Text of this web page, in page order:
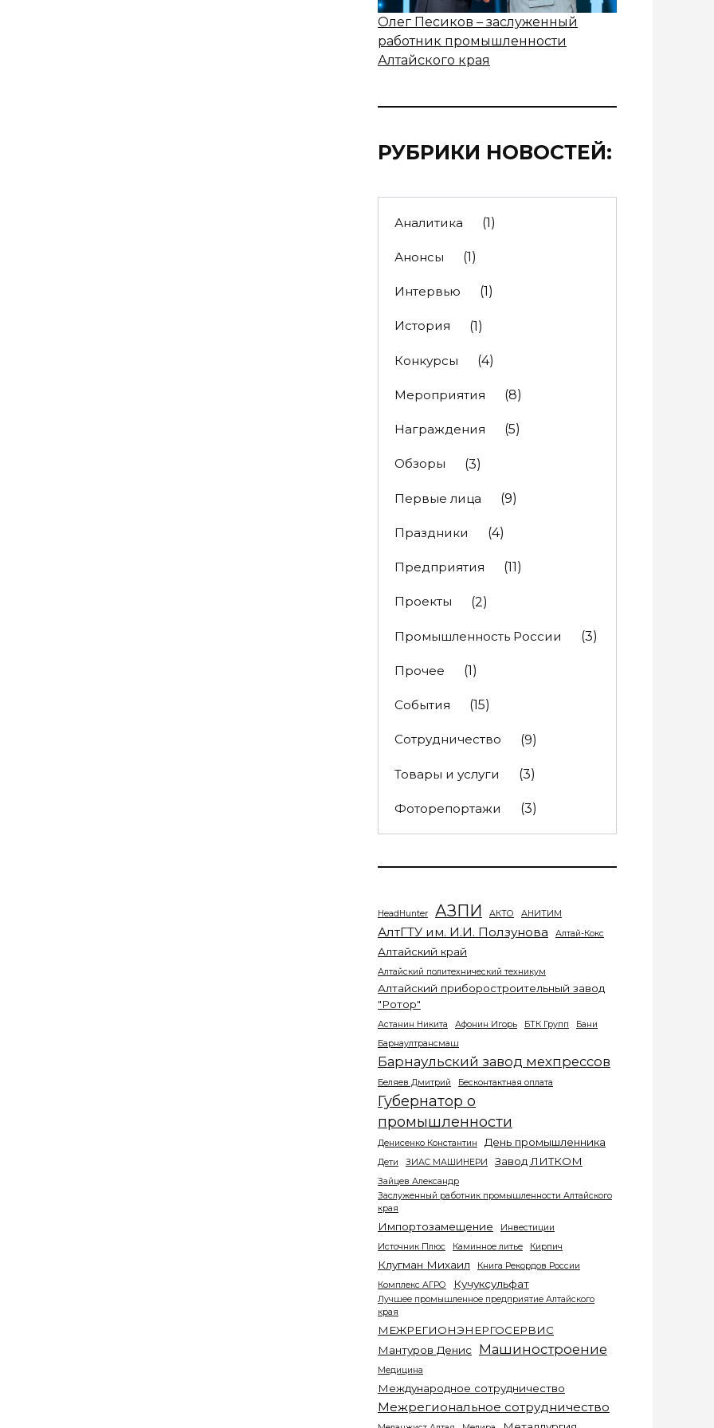
Олег Песиков – заслуженный
работник промышленности
Алтайского края
РУБРИКИ НОВОСТЕЙ:
Аналитика (1)
Анонсы (1)
Интервью (1)
История (1)
Конкурсы (4)
Мероприятия (8)
Награждения (5)
Обзоры (3)
Первые лица (9)
Праздники (4)
Предприятия (11)
Проекты (2)
Промышленность России (3)
Прочее (1)
События (15)
Сотрудничество (9)
Товары и услуги (3)
Фоторепортажи (3)
HeadHunter АЗПИ АКТО АНИТИМ
АлтГТУ им. И.И. Ползунова Алтай-Кокс
Алтайский край
Алтайский политехнический техникум
Алтайский приборостроительный завод
"Ротор"
Астанин Никита Афонин Игорь БТК Групп
Бани
Барнаултрансмаш
Барнаульский завод мехпрессов
Беляев Дмитрий Бесконтактная оплата
Губернатор о
промышленности
Денисенко Константин День промышленника
Дети ЗИАС МАШИНЕРИ Завод ЛИТКОМ
Зайцев Александр
Заслуженный работник промышленности Алтайского
края
Импортозамещение
Инвестиции
Источник Плюс
Каминное литье Кирпич
Клугман Михаил
Книга Рекордов России
Комплекс АГРО
Кучуксульфат
Лучшее промышленное предприятие Алтайского
края
МЕЖРЕГИОНЭНЕРГОСЕРВИС
Мантуров Денис
Машиностроение
Медицина
Международное сотрудничество
Межрегиональное сотрудничество